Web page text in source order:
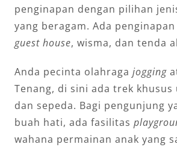
penginapan dengan pilihan
yang beragam. Ada
guest house, wisma, dan tenda
Anda pecinta olahraga jogging
Tenang, di sini ada trek khusus
dan sepeda. Bagi pengunjung
buah hati, ada fasilitas
wahana permainan anak yang